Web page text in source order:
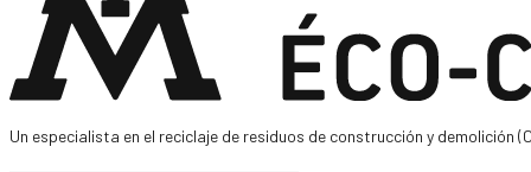
Un especialista en el reciclaje de residuos de construcción y demolición